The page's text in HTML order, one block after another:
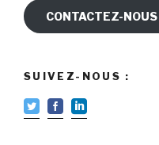
CONTACTEZ-NOUS
SUIVEZ-NOUS :